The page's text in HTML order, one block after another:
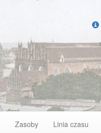
Zasoby Linia czasu